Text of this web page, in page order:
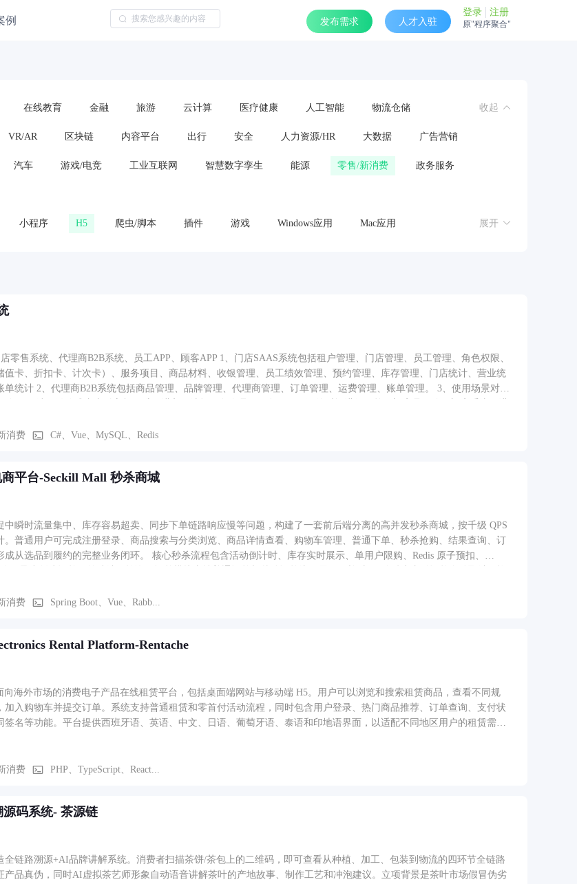
例 发布需求 人才入驻
登录 注册
原"程序聚合"
在线教育 金融 旅游 云计算 医疗健康 人工智能 物流仓储
VR/AR 区块链 内容平台 出行 安全 人力资源/HR 大数据 广告营销
汽车 游戏/电竞 工业互联网 智慧数字孪生 能源 零售/新消费 政务服务
收起
小程序 H5 爬虫/脚本 插件 游戏 Windows应用 Mac应用 展开
零售系统、代理商B2B系统、员工APP、顾客APP 1、门店SAAS系统包括租户管理、门店管理、员工管理、角色权限、
值卡、折扣卡、计次卡）、服务项目、商品材料、收银管理、员工绩效管理、预约管理、库存管理、门店统计、营业统
单统计 2、代理商B2B系统包括商品管理、品牌管理、代理商管理、订单管理、运费管理、账单管理。 3、使用场景对象
消费
C#、Vue、MySQL、Redis
平台-Seckill Mall 秒杀商城
中瞬时流量集中、库存容易超卖、同步下单链路响应慢等问题，构建了一套前后端分离的高并发秒杀商城，按千级 QPS
。普通用户可完成注册登录、商品搜索与分类浏览、商品详情查看、购物车管理、普通下单、秒杀抢购、结果查询、订
环。 核心秒杀流程包含活动倒计时、库存实时展示、单用户限购、Redis 原子预扣、
HTTP 接口和 14 张业务表，覆盖用户、商品、购物车、秒杀、订单和权限等模块。通过缓存、异步消息和补偿任务将
消费 Spring Boot、Vue、Rabb...
Rental Platform-Rentache
向海外市场的消费电子产品在线租赁平台，包括桌面端网站与移动端 H5。用户可以浏览和搜索租赁商品，查看不同规
加入购物车并提交订单。系统支持普通租赁和零首付活动流程，同时包含用户登录、热门商品推荐、订单查询、支付状
签名等功能。平台提供西班牙语、英语、中文、日语、葡萄牙语、泰语和印地语界面，以适配不同地区用户的租赁需
消费 PHP、TypeScript、React...
码系统- 茶源链
全链路溯源+AI品牌讲解系统。消费者扫描茶饼/茶包上的二维码，即可查看从种植、加工、包装到物流的四环节全链路
产品真伪，同时AI虚拟茶艺师形象自动语音讲解茶叶的产地故事、制作工艺和冲泡建议。立项背景是茶叶市场假冒伪劣